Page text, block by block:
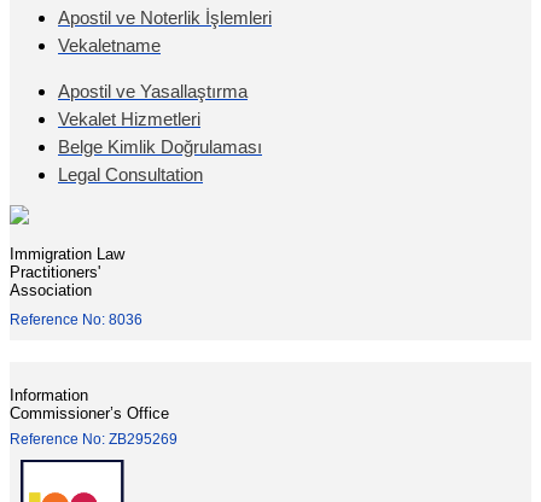
Apostil ve Noterlik İşlemleri
Vekaletname
Apostil ve Yasallaştırma
Vekalet Hizmetleri
Belge Kimlik Doğrulaması
Legal Consultation
Immigration Law
Practitioners'
Association
Reference No: 8036
Information
Commissioner’s Office
Reference No: ZB295269